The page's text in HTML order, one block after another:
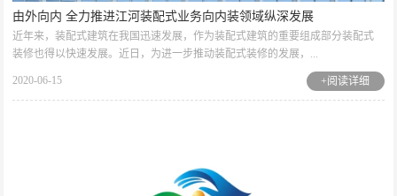
由外向内 全力推进江河装配式业务向内装领域纵深发展
近年来，装配式建筑在我国迅速发展，作为装配式建筑的重要组成部分装配式
装修也得以快速发展。近日，为进一步推动装配式装修的发展，...
2020-06-15 +阅读详细